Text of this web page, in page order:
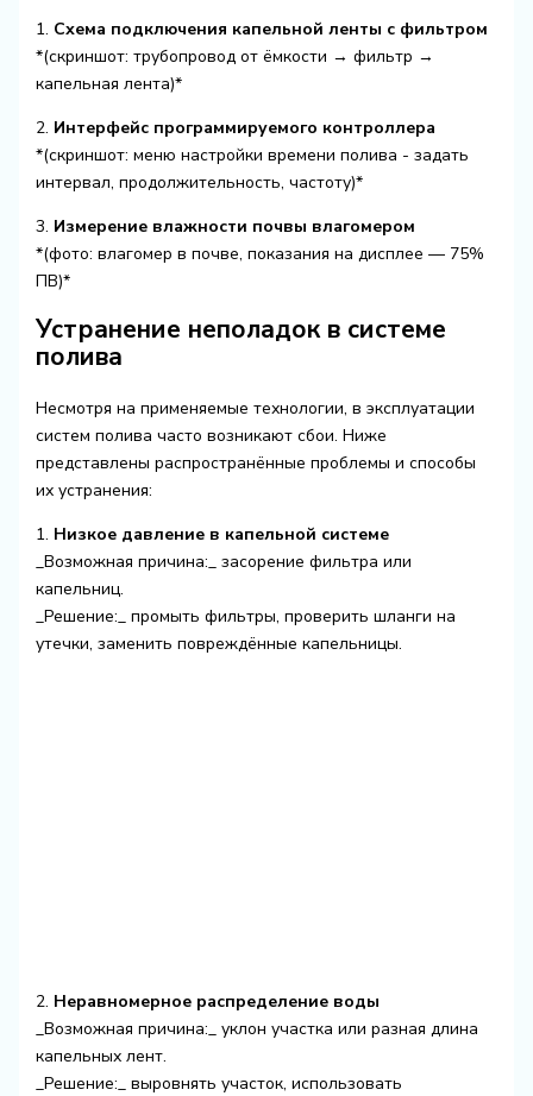
1. Схема подключения капельной ленты с фильтром
*(скриншот: трубопровод от ёмкости → фильтр →
капельная лента)*
2. Интерфейс программируемого контроллера
*(скриншот: меню настройки времени полива - задать
интервал, продолжительность, частоту)*
3. Измерение влажности почвы влагомером
*(фото: влагомер в почве, показания на дисплее — 75%
ПВ)*
Устранение неполадок в системе
полива
Несмотря на применяемые технологии, в эксплуатации
систем полива часто возникают сбои. Ниже
представлены распространённые проблемы и способы
их устранения:
1. Низкое давление в капельной системе
_Возможная причина:_ засорение фильтра или
капельниц.
_Решение:_ промыть фильтры, проверить шланги на
утечки, заменить повреждённые капельницы.
2. Неравномерное распределение воды
_Возможная причина:_ уклон участка или разная длина
капельных лент.
_Решение:_ выровнять участок, использовать